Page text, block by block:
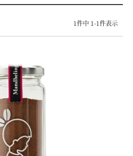
1件中 1-1件表示